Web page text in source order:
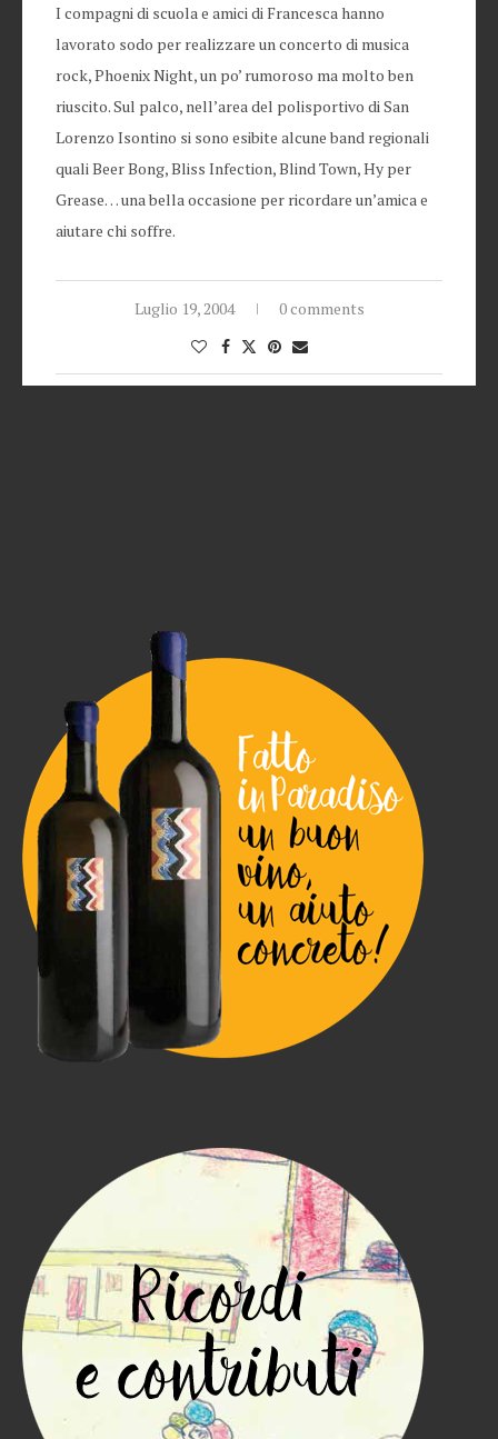
I compagni di scuola e amici di Francesca hanno
lavorato sodo per realizzare un concerto di musica
rock, Phoenix Night, un po’ rumoroso ma molto ben
riuscito. Sul palco, nell’area del polisportivo di San
Lorenzo Isontino si sono esibite alcune band regionali
quali Beer Bong, Bliss Infection, Blind Town, Hy per
Grease… una bella occasione per ricordare un’amica e
aiutare chi soffre.
Luglio 19, 2004 0 comments